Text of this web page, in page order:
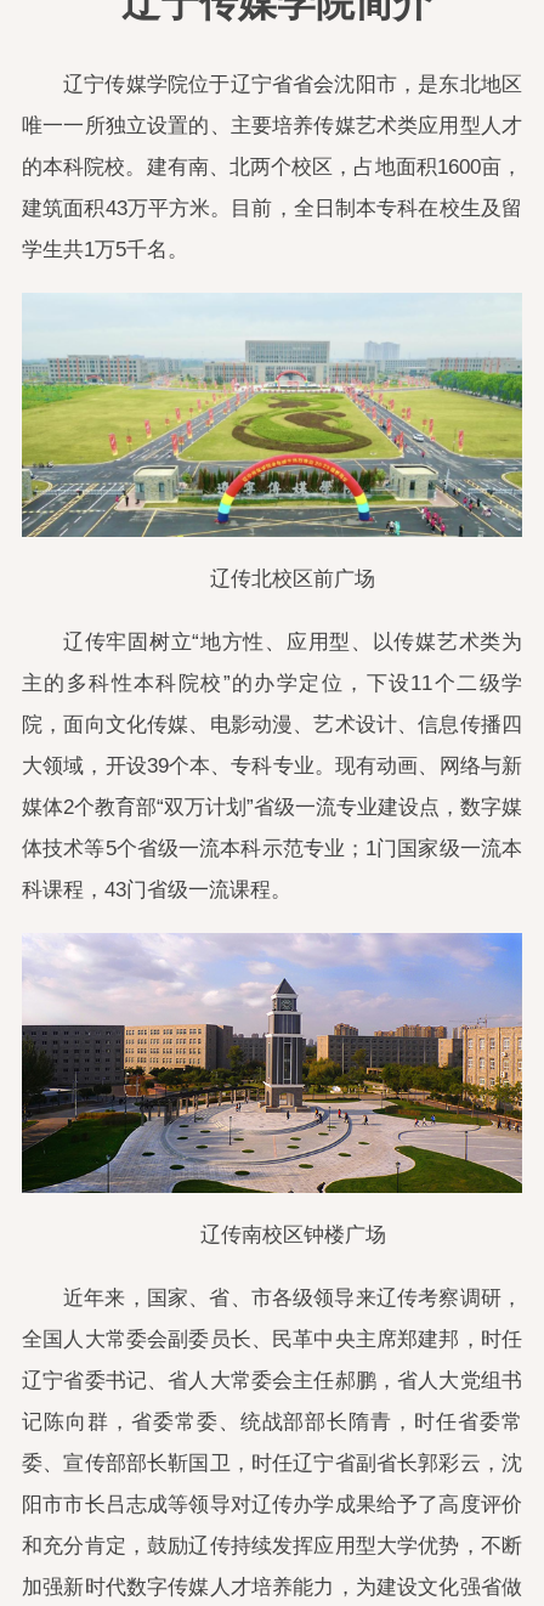
辽宁传媒学院位于辽宁省省会沈阳市，是东北地区
唯一一所独立设置的、主要培养传媒艺术类应用型人才
的本科院校。建有南、北两个校区，占地面积1600亩，
建筑面积43万平方米。目前，全日制本专科在校生及留
学生共1万5千名。
辽传北校区前广场
辽传牢固树立“地方性、应用型、以传媒艺术类为
主的多科性本科院校”的办学定位，下设11个二级学
院，面向文化传媒、电影动漫、艺术设计、信息传播四
大领域，开设39个本、专科专业。现有动画、网络与新
媒体2个教育部“双万计划”省级一流专业建设点，数字媒
体技术等5个省级一流本科示范专业；1门国家级一流本
科课程，43门省级一流课程。
辽传南校区钟楼广场
近年来，国家、省、市各级领导来辽传考察调研，
全国人大常委会副委员长、民革中央主席郑建邦，时任
辽宁省委书记、省人大常委会主任郝鹏，省人大党组书
记陈向群，省委常委、统战部部长隋青，时任省委常
委、宣传部部长靳国卫，时任辽宁省副省长郭彩云，沈
阳市市长吕志成等领导对辽传办学成果给予了高度评价
和充分肯定，鼓励辽传持续发挥应用型大学优势，不断
加强新时代数字传媒人才培养能力，为建设文化强省做